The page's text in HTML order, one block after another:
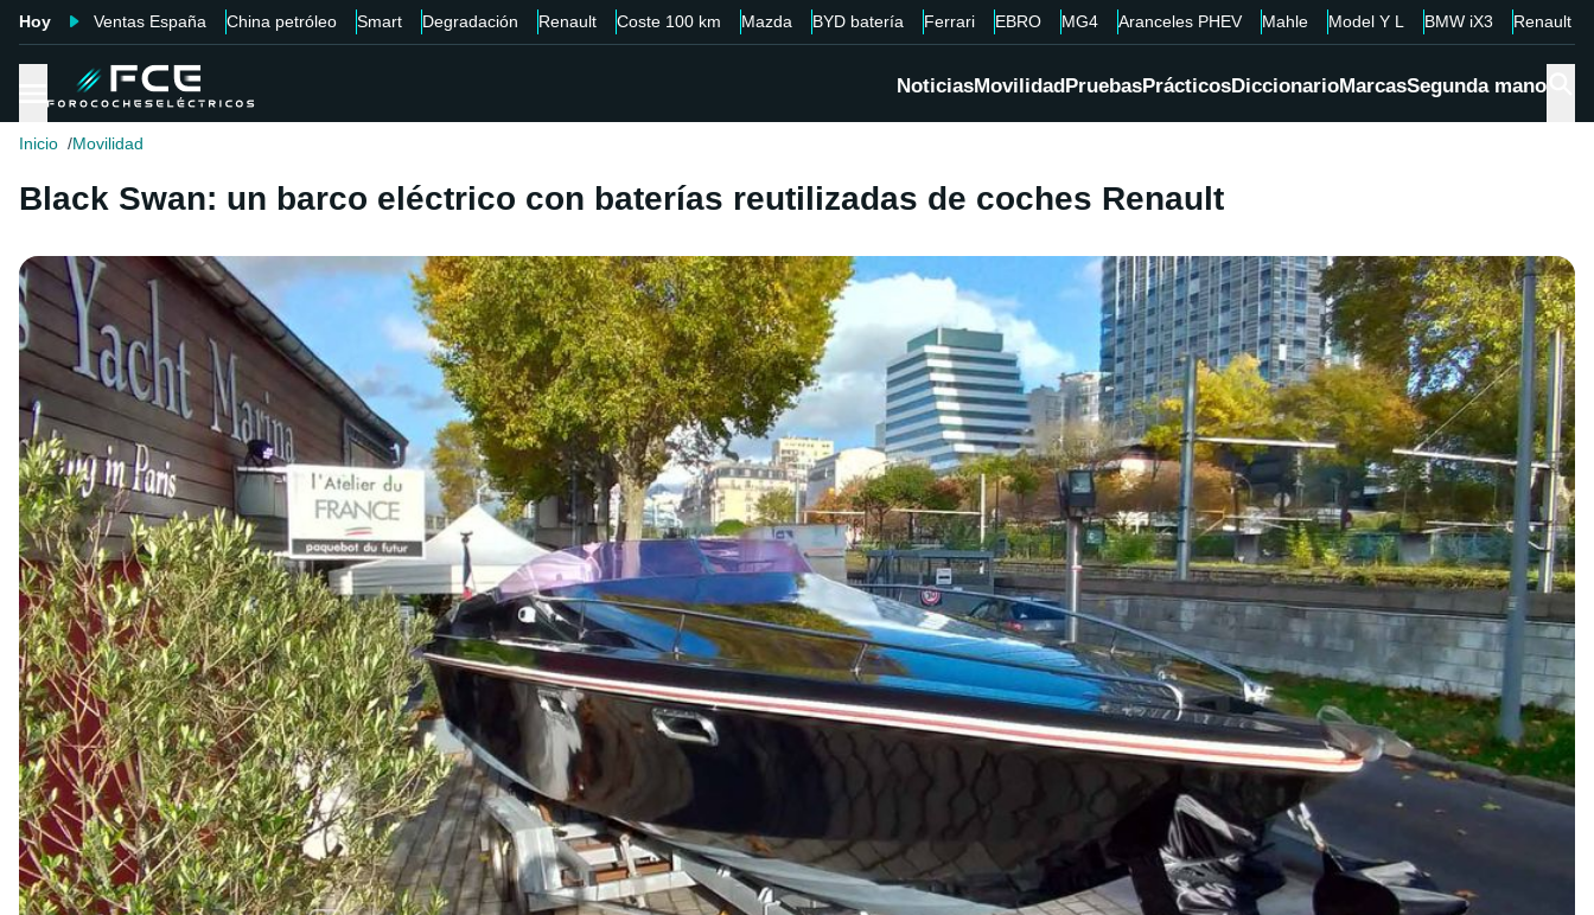
Hoy Ventas España China petróleo Smart Degradación Renault Coste 100 km Mazda BYD batería Ferrari EBRO MG4 Aranceles PHEV Mahle Model Y L BMW iX3 Renault
NoticiasMovilidadPruebasPrácticosDiccionarioMarcasSegunda mano
Inicio Movilidad
Black Swan: un barco eléctrico con baterías reutilizadas de coches Renault